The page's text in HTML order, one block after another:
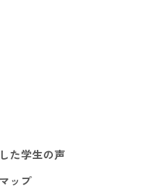
た学生の声
ップ